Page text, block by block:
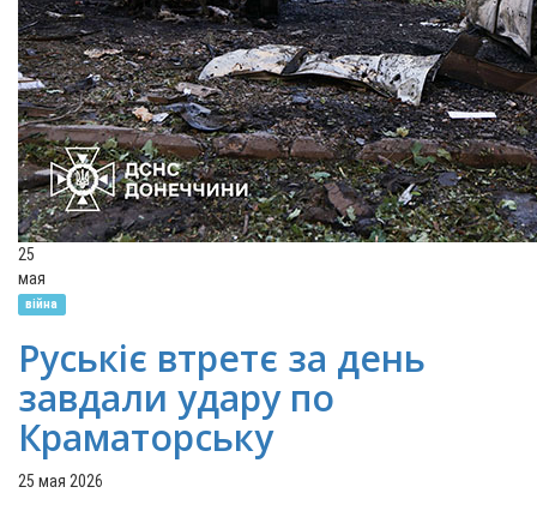
25
мая
війна
Руськіє втретє за день
завдали удару по
Краматорську
25 мая 2026